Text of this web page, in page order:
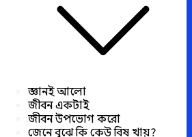
জ্ঞানই আলো
জীবন একটাই
জীবন উপভোগ করো
জেনে বুঝে কি কেউ বিষ খায়?